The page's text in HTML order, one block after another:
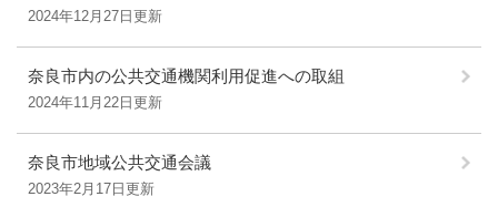
2024年12月27日更新
奈良市内の公共交通機関利用促進への取組
2024年11月22日更新
奈良市地域公共交通会議
2023年2月17日更新